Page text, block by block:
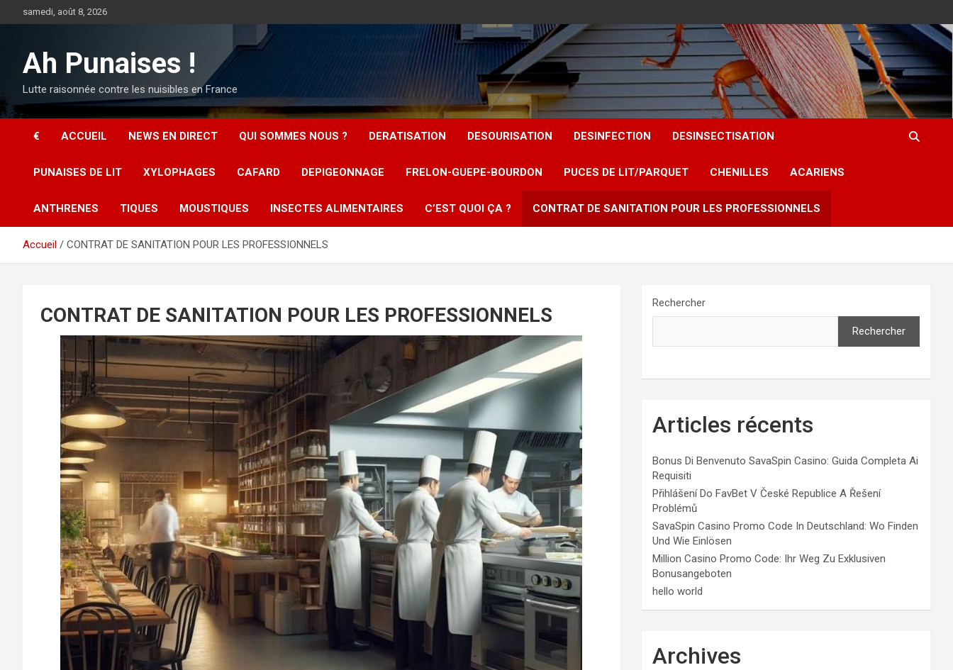
au
samedi, août 8, 2026
Ah Punaises !
Lutte raisonnée contre les nuisibles en France
€ ACCUEIL NEWS EN DIRECT QUI SOMMES NOUS ? DERATISATION DESOURISATION DESINFECTION DESINSECTISATION
PUNAISES DE LIT XYLOPHAGES CAFARD DEPIGEONNAGE FRELON-GUEPE-BOURDON PUCES DE LIT/PARQUET CHENILLES ACARIENS
ANTHRENES TIQUES MOUSTIQUES INSECTES ALIMENTAIRES C’EST QUOI ÇA ? CONTRAT DE SANITATION POUR LES PROFESSIONNELS
Accueil CONTRAT DE SANITATION POUR LES PROFESSIONNELS
CONTRAT DE SANITATION POUR LES PROFESSIONNELS
Rechercher
Rechercher
Articles récents
Bonus Di Benvenuto SavaSpin Casino: Guida Completa Ai
Requisiti
Přihlášení Do FavBet V České Republice A Řešení
Problémů
SavaSpin Casino Promo Code In Deutschland: Wo Finden
Und Wie Einlösen
Million Casino Promo Code: Ihr Weg Zu Exklusiven
Bonusangeboten
hello world
Archives